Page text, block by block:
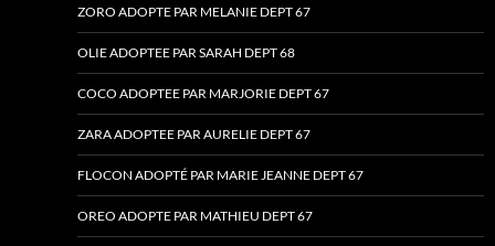
ZORO ADOPTE PAR MELANIE DEPT 67
OLIE ADOPTEE PAR SARAH DEPT 68
COCO ADOPTEE PAR MARJORIE DEPT 67
ZARA ADOPTEE PAR AURELIE DEPT 67
FLOCON ADOPTÉ PAR MARIE JEANNE DEPT 67
OREO ADOPTE PAR MATHIEU DEPT 67